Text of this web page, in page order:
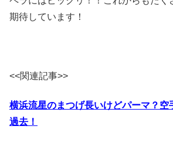
期待しています！
<<関連記事>>
横浜流星のまつげ長いけどパーマ？空
過去！